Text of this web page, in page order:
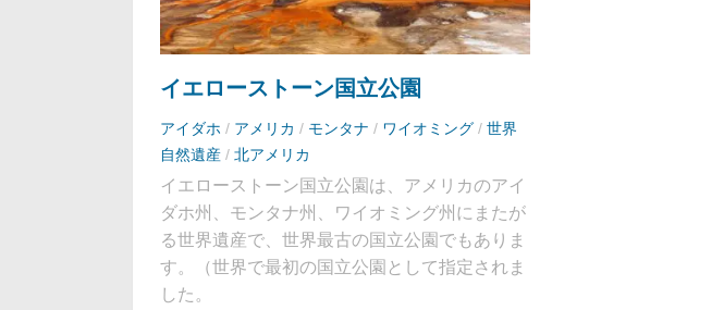
イエローストーン国立公園
アイダホ / アメリカ / モンタナ / ワイオミング / 世界
自然遺産 / 北アメリカ
イエローストーン国立公園は、アメリカのアイ
ダホ州、モンタナ州、ワイオミング州にまたが
る世界遺産で、世界最古の国立公園でもありま
す。（世界で最初の国立公園として指定されま
した。